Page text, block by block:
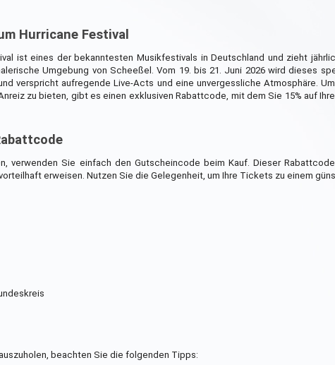
Hurricane Festival
ist eines der bekanntesten Musikfestivals in Deutschland und zieht
Umgebung von Scheeßel. Vom 19. bis 21. Juni 2026 wird dieses
verspricht aufregende Live-Acts und eine unvergessliche Atmosphäre.
zu bieten, gibt es einen exklusiven Rabattcode, mit dem Sie 15% auf
verwenden Sie einfach den Gutscheincode beim Kauf. Dieser
erweisen. Nutzen Sie die Gelegenheit, um Ihre Tickets zu einem
beachten Sie die folgenden Tipps: